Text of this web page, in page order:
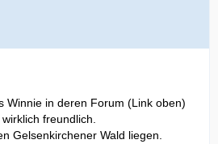
Winnie in deren Forum (Link oben)
freundlich.
Gelsenkirchener Wald liegen.